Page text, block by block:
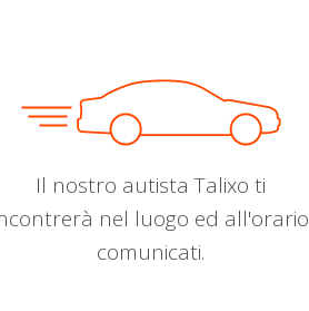
Il nostro autista Talixo ti
nel luogo ed all'orario
comunicati.